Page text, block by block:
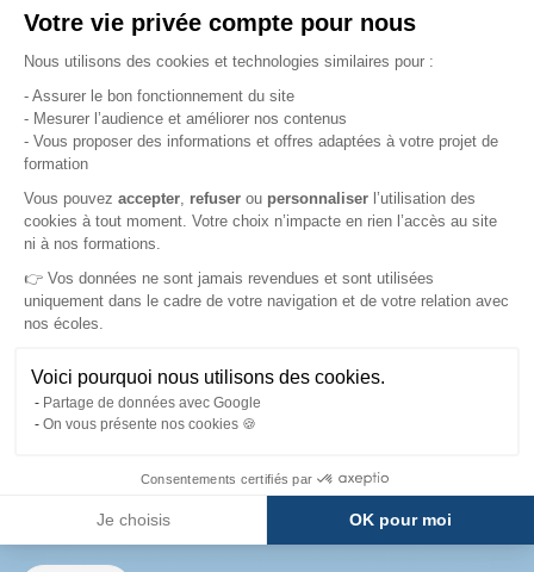
Votre vie privée compte pour nous
Plateforme de Gestion du Consentement :
Nous utilisons des cookies et technologies similaires pour :
- Assurer le bon fonctionnement du site
- Mesurer l’audience et améliorer nos contenus
- Vous proposer des informations et offres adaptées à votre projet de
formation
Vous pouvez accepter refuser ou personnaliser l’utilisation des
cookies à tout moment. Votre choix n’impacte en rien l’accès au site
ni à nos formations.
👉 Vos données ne sont jamais revendues et sont utilisées
uniquement dans le cadre de votre navigation et de votre relation avec
nos écoles.
Voici pourquoi nous utilisons des cookies.
Partage de données avec Google
On vous présente nos cookies 🍪
Consentements certifiés par
Je choisis OK pour moi
Axeptio consent
par l’action et un réseau de plus de 10 000
entreprises et organisations partenaires.
En savoir plus
Nos diplômes et
reconnaissances
Découvrez la reconnaissance de nos diplômes et le
fonctionnement du système éducatif français.